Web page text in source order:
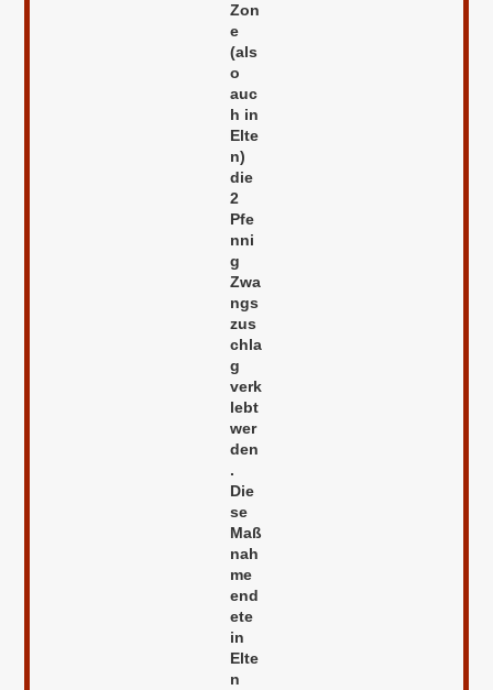
Zon
e
(als
o
auc
h in
Elte
n)
die
2
Pfe
nni
g
Zwa
ngs
zus
chla
g
verk
lebt
wer
den
.
Die
se
Maß
nah
me
end
ete
in
Elte
n